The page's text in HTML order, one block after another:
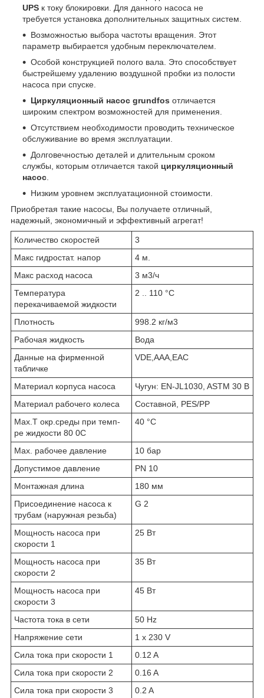
UPS к току блокировки. Для данного насоса не
требуется установка дополнительных защитных систем.
Возможностью выбора частоты вращения. Этот
параметр выбирается удобным переключателем.
Особой конструкцией полого вала. Это способствует
быстрейшему удалению воздушной пробки из полости
насоса при спуске.
Циркуляционный насос grundfos отличается
широким спектром возможностей для применения.
Отсутствием необходимости проводить техническое
обслуживание во время эксплуатации.
Долговечностью деталей и длительным сроком
службы, которым отличается такой циркуляционный
насос
Низким уровнем эксплуатационной стоимости.
Приобретая такие насосы, Вы получаете отличный,
надежный, экономичный и эффективный агрегат!
Количество скоростей
3
Макс гидростат. напор
4 м.
Макс расход насоса
3 м3/ч
Температура
перекачиваемой жидкости
2 .. 110 °C
Плотность
998.2 кг/м3
Рабочая жидкость
Вода
Данные на фирменной
табличке
VDE,AAA,EAC
Материал корпуса насоса
Чугун: EN-JL1030, ASTM 30 B
Материал рабочего колеса
Составной, PES/PP
Max.T окр.среды при темп-
ре жидкости 80 0C
40 °C
Max. рабочее давление
10 бар
Допустимое давление
PN 10
Монтажная длина
180 мм
Присоединение насоса к
трубам (наружная резьба)
G 2
Мощность насоса при
скорости 1
25 Вт
Мощность насоса при
скорости 2
35 Вт
Мощность насоса при
скорости 3
45 Вт
Частота тока в сети
50 Hz
Напряжение сети
1 x 230 V
Сила тока при скорости 1
0.12 A
Сила тока при скорости 2
0.16 A
Сила тока при скорости 3
0.2 A